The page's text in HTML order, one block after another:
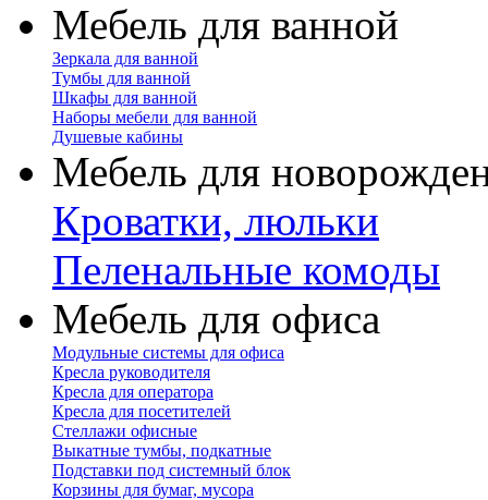
Мебель для ванной
Зеркала для ванной
Тумбы для ванной
Шкафы для ванной
Наборы мебели для ванной
Душевые кабины
Мебель для
Кроватки, люльки
Пеленальные комоды
Мебель для офиса
Модульные системы для офиса
Кресла руководителя
Кресла для оператора
Кресла для посетителей
Стеллажи офисные
Выкатные тумбы, подкатные
Подставки под системный блок
Корзины для бумаг, мусора